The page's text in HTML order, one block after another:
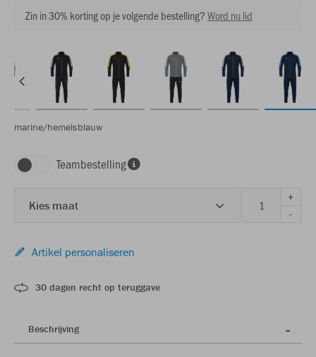
Zin in 30% korting op je volgende bestelling?Word nu lid
marine/hemelsblauw
Teambestelling
Kies maat
+
-
Artikel personaliseren
30 dagen recht op teruggave
Beschrijving